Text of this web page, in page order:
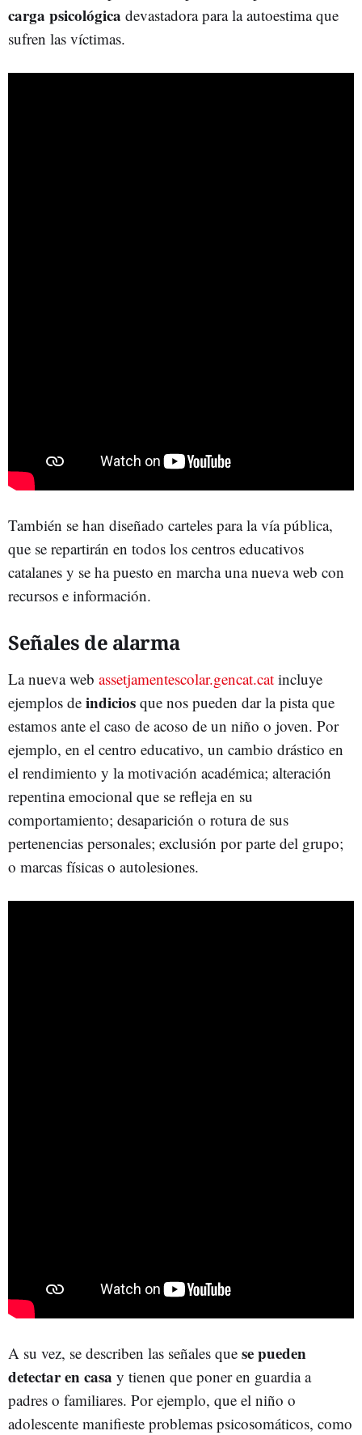
carga psicológica devastadora para la autoestima que
sufren las víctimas.
También se han diseñado carteles para la vía pública,
que se repartirán en todos los centros educativos
catalanes y se ha puesto en marcha una nueva web con
recursos e información.
Señales de alarma
La nueva web assetjamentescolar.gencat.cat incluye
ejemplos de indicios que nos pueden dar la pista que
estamos ante el caso de acoso de un niño o joven. Por
ejemplo, en el centro educativo, un cambio drástico en
el rendimiento y la motivación académica; alteración
repentina emocional que se refleja en su
comportamiento; desaparición o rotura de sus
pertenencias personales; exclusión por parte del grupo;
o marcas físicas o autolesiones.
A su vez, se describen las señales que se pueden
detectar en casa y tienen que poner en guardia a
padres o familiares. Por ejemplo, que el niño o
adolescente manifieste problemas psicosomáticos, como